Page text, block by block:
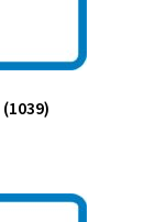
(1039)